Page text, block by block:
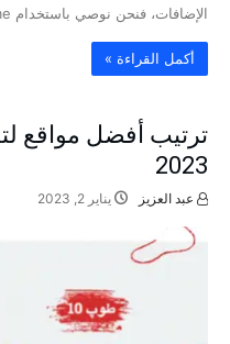
الإضافات، فنحن نوصي باستخدام Google Chrome. يُعد…
‫أكمل القراءة »‬
ترتيب أفضل مواقع
2023
عبد العزيز يناير 2, 2023